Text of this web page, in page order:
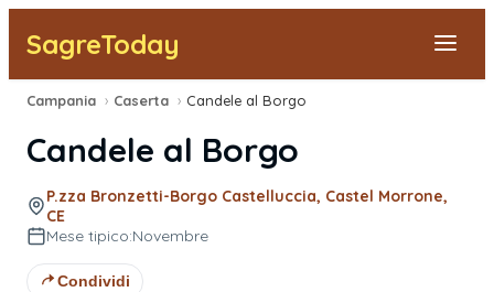
SagreToday
Segnala una sagra
Vicino a Me
Campania › Caserta › Candele al Borgo
Candele al Borgo
P.zza Bronzetti-Borgo Castelluccia, Castel Morrone,
CE
Mese tipico:Novembre
Condividi